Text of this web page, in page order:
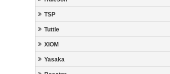
TSP
Tuttle
XIOM
Yasaka